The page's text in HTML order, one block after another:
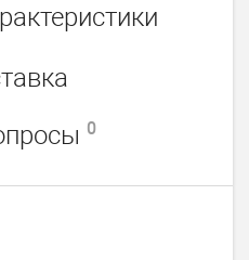
0